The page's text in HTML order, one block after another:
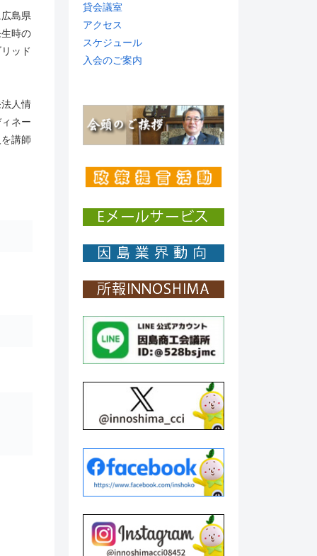
島県
時の
ッド
人情
ネー
講師
貸会議室
アクセス
スケジュール
入会のご案内